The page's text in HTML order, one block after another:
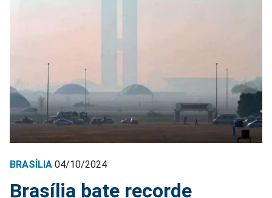
BRASÍLIA 04/10/2024
Brasília bate recorde